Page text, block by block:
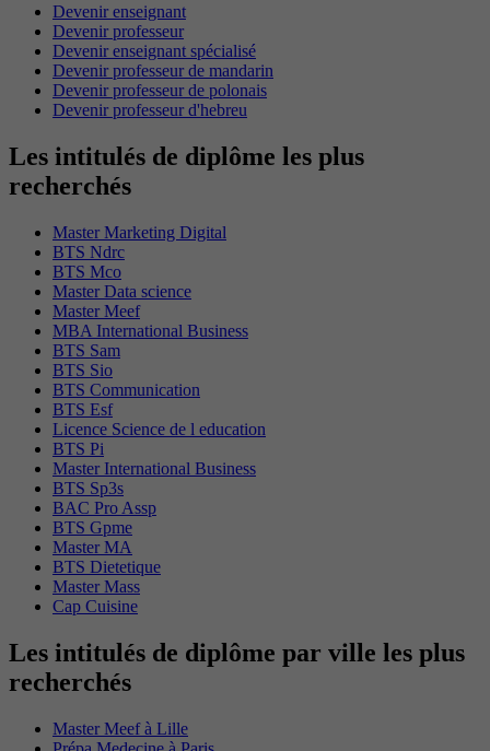
Devenir enseignant
Devenir professeur
Devenir enseignant spécialisé
Devenir professeur de mandarin
Devenir professeur de polonais
Devenir professeur d'hebreu
Les intitulés de diplôme les plus
recherchés
Master Marketing Digital
BTS Ndrc
BTS Mco
Master Data science
Master Meef
MBA International Business
BTS Sam
BTS Sio
BTS Communication
BTS Esf
Licence Science de l education
BTS Pi
Master International Business
BTS Sp3s
BAC Pro Assp
BTS Gpme
Master MA
BTS Dietetique
Master Mass
Cap Cuisine
Les intitulés de diplôme par ville les plus
recherchés
Master Meef à Lille